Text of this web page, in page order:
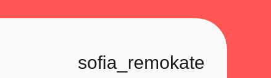
sofia_remokate